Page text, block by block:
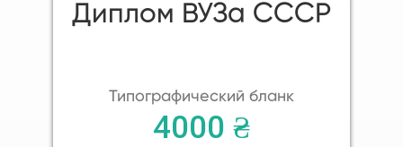
Диплом ВУЗа СССР
Типографический бланк
4000 ₴